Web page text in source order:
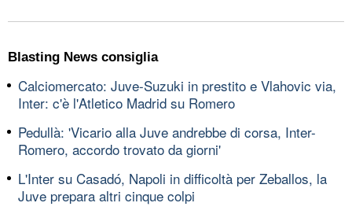
Blasting News consiglia
Calciomercato: Juve-Suzuki in prestito e Vlahovic via,
Inter: c'è l'Atletico Madrid su Romero
Pedullà: 'Vicario alla Juve andrebbe di corsa, Inter-
Romero, accordo trovato da giorni'
L'Inter su Casadó, Napoli in difficoltà per Zeballos, la
Juve prepara altri cinque colpi